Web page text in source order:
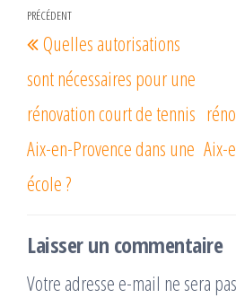
Navigation
de
l’article
Article
précédent
PRÉCÉDENT
Quelles autorisations
sont nécessaires pour une
rénovation court de tennis
Aix-en-Provence dans une
école ?
Aix-
Laisser un commentaire
Votre adresse e-mail ne sera